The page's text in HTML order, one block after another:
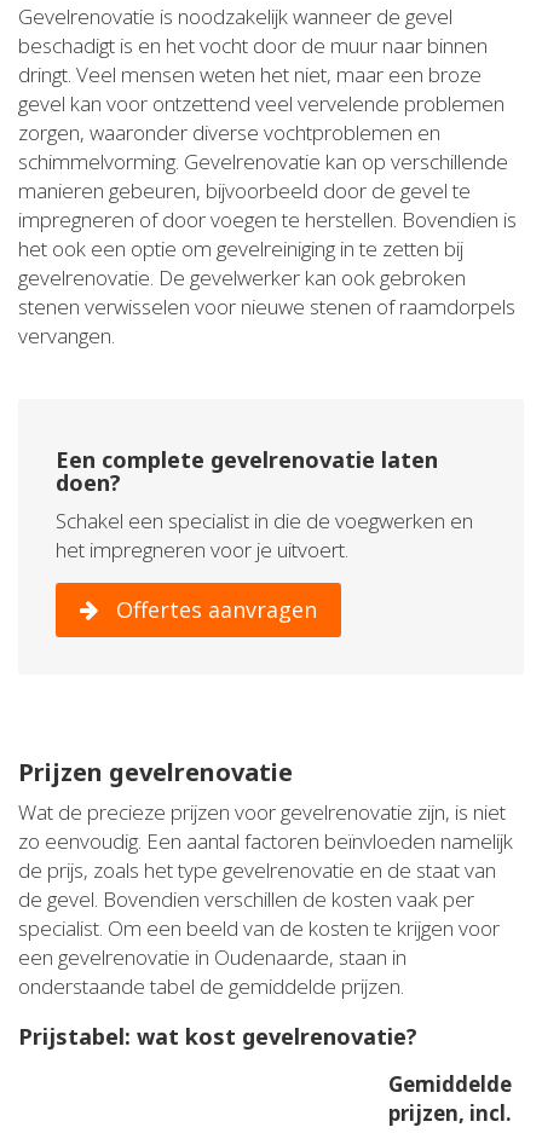
Gevelrenovatie is noodzakelijk wanneer de gevel
beschadigt is en het vocht door de muur naar binnen
dringt. Veel mensen weten het niet, maar een broze
gevel kan voor ontzettend veel vervelende problemen
zorgen, waaronder diverse vochtproblemen en
schimmelvorming. Gevelrenovatie kan op verschillende
manieren gebeuren, bijvoorbeeld door de gevel te
impregneren of door voegen te herstellen. Bovendien is
het ook een optie om gevelreiniging in te zetten bij
gevelrenovatie. De gevelwerker kan ook gebroken
stenen verwisselen voor nieuwe stenen of raamdorpels
vervangen.
Een complete gevelrenovatie laten
doen?
Schakel een specialist in die de voegwerken en
het impregneren voor je uitvoert.
Offertes aanvragen
Prijzen gevelrenovatie
Wat de precieze prijzen voor gevelrenovatie zijn, is niet
zo eenvoudig. Een aantal factoren beïnvloeden namelijk
de prijs, zoals het type gevelrenovatie en de staat van
de gevel. Bovendien verschillen de kosten vaak per
specialist. Om een beeld van de kosten te krijgen voor
een gevelrenovatie in Oudenaarde, staan in
onderstaande tabel de gemiddelde prijzen.
Prijstabel: wat kost gevelrenovatie?
Gemiddelde
prijzen, incl.